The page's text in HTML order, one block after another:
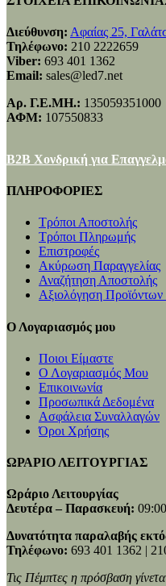
Διεύθυνση: Αφαίας 25,
Τηλέφωνο: 210 2222659
Viber: 693 401 1362
Email: sales@led7.net
Αρ. Γ.Ε.ΜΗ.: 135059351000
ΑΦΜ: 107550833
B2B Χονδρική για
ΠΛΗΡΟΦΟΡΙΕΣ
Τρόποι Αποστολής
Τρόποι Πληρωμής
Επιστροφές
Ακύρωση Παραγγελίας
Αναζήτηση Αποστολής
Αξιολόγηση
Ο Λογαριασμός μου
Ποιοι Είμαστε
Ο Λογαριασμός Μου
Επικοινωνία
Προσωπικά Δεδομένα
Ασφάλεια Συναλλαγών
Όροι Χρήσης
ΩΡΑΡΙΟ ΛΕΙΤΟΥΡΓΙΑΣ
Ωράριο Λειτουργίας
Δευτέρα – Παρασκευή:
Δυνατότητα παραλαβής
Τηλέφωνο: 693 401 1362 |
Τις Πέμπτες η πρόσβαση